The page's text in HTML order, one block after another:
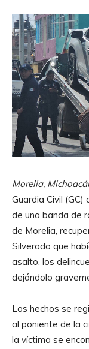
Morelia,
Guardia Civil
de una banda de
de Morelia,
Silverado que
asalto, los
dejándolo
Los hechos se
al poniente de la
la víctima se